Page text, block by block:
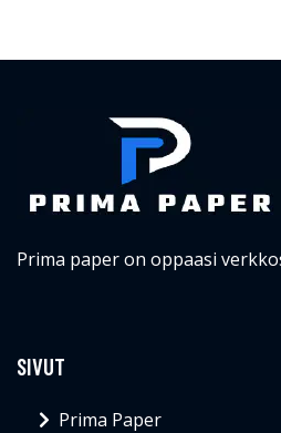
Prima paper on oppaasi
SIVUT
Prima Paper